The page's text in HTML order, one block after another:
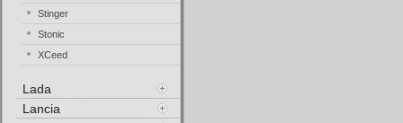
Stinger
Stonic
XCeed
Lada
Lancia